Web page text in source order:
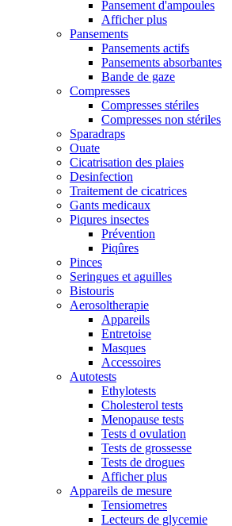
Pansement d'ampoules
Afficher plus
Pansements
Pansements actifs
Pansements absorbantes
Bande de gaze
Compresses
Compresses stériles
Compresses non stériles
Sparadraps
Ouate
Cicatrisation des plaies
Desinfection
Traitement de cicatrices
Gants medicaux
Piqures insectes
Prévention
Piqûres
Pinces
Seringues et aguilles
Bistouris
Aerosoltherapie
Appareils
Entretoise
Masques
Accessoires
Autotests
Ethylotests
Cholesterol tests
Menopause tests
Tests d ovulation
Tests de grossesse
Tests de drogues
Afficher plus
Appareils de mesure
Tensiometres
Lecteurs de glycemie